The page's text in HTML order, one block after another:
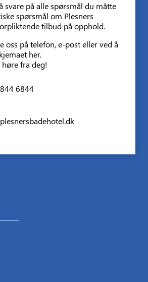
svare på alle spørsmål du måtte
spørsmål om Plesners
tilbud på opphold.
oss på telefon, e-post eller ved å
her.
fra deg!
6844